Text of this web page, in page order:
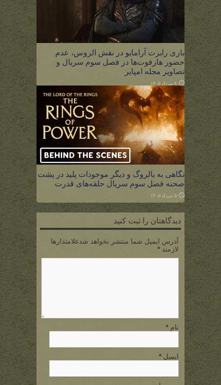
بازی رابرت آرامایو در نقش الروس، عدم
حضور هارفوت‌ها در فصل سوم سریال و
تصاویر مجله امپایر
۸ مرداد ۱۴۰۵
نگاهی به بالروگ و دیگر موجودات پلید در پشت
صحنه فصل سوم سریال حلقه‌های قدرت
۵ مرداد ۱۴۰۵
دیدگاهتان را ثبت کنید
آدرس ایمیل شما منتشر نخواهد شدعلامتدارها
لازمند *
نام *
ایمیل *